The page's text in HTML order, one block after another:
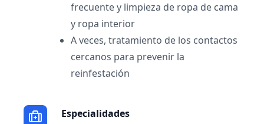
frecuente y limpieza de ropa de cama
y ropa interior
A veces, tratamiento de los contactos
cercanos para prevenir la
reinfestación
Especialidades